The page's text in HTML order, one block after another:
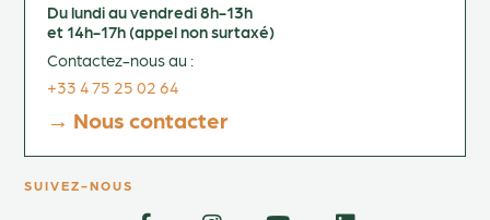
Du lundi au vendredi 8h-13h
et 14h-17h (appel non surtaxé)
Contactez-nous au :
+33 4 75 25 02 64
→ Nous contacter
SUIVEZ-NOUS